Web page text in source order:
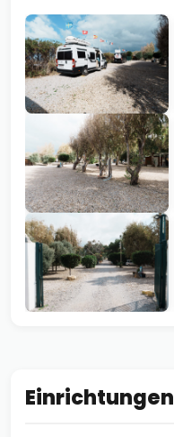
Einrichtungen